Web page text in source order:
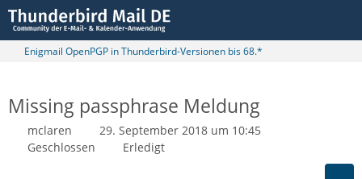
Enigmail OpenPGP in Thunderbird-Versionen bis 68.*
Missing passphrase Meldung
mclaren
29. September 2018 um 10:45
Geschlossen
Erledigt